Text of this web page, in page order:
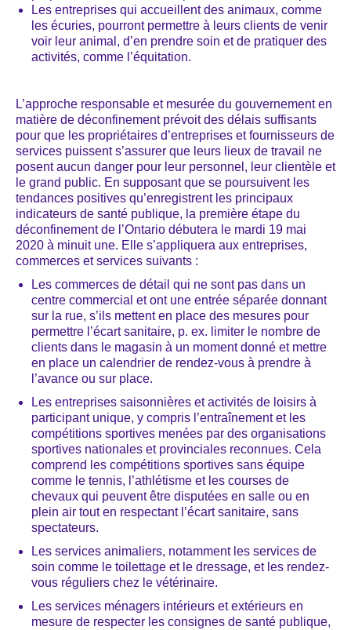
Les entreprises qui accueillent des animaux, comme
les écuries, pourront permettre à leurs clients de venir
voir leur animal, d’en prendre soin et de pratiquer des
activités, comme l’équitation.
L’approche responsable et mesurée du gouvernement en
matière de déconfinement prévoit des délais suffisants
pour que les propriétaires d’entreprises et fournisseurs de
services puissent s’assurer que leurs lieux de travail ne
posent aucun danger pour leur personnel, leur clientèle et
le grand public. En supposant que se poursuivent les
tendances positives qu’enregistrent les principaux
indicateurs de santé publique, la première étape du
déconfinement de l’Ontario débutera le mardi 19 mai
2020 à minuit une. Elle s’appliquera aux entreprises,
commerces et services suivants :
Les commerces de détail qui ne sont pas dans un
centre commercial et ont une entrée séparée donnant
sur la rue, s’ils mettent en place des mesures pour
permettre l’écart sanitaire, p. ex. limiter le nombre de
clients dans le magasin à un moment donné et mettre
en place un calendrier de rendez-vous à prendre à
l’avance ou sur place.
Les entreprises saisonnières et activités de loisirs à
participant unique, y compris l’entraînement et les
compétitions sportives menées par des organisations
sportives nationales et provinciales reconnues. Cela
comprend les compétitions sportives sans équipe
comme le tennis, l’athlétisme et les courses de
chevaux qui peuvent être disputées en salle ou en
plein air tout en respectant l’écart sanitaire, sans
spectateurs.
Les services animaliers, notamment les services de
soin comme le toilettage et le dressage, et les rendez-
vous réguliers chez le vétérinaire.
Les services ménagers intérieurs et extérieurs en
mesure de respecter les consignes de santé publique,